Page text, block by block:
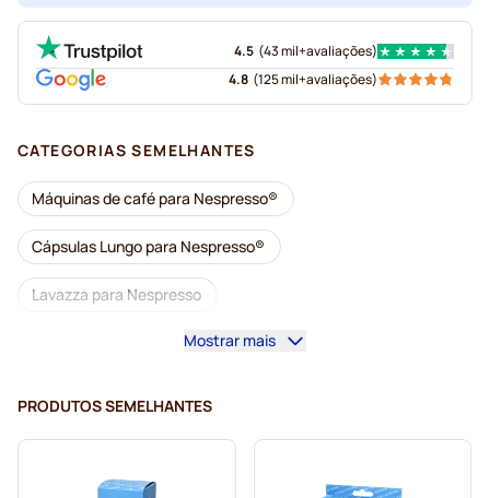
4.5 (43 mil+avaliações)
4.8 (125 mil+avaliações)
CATEGORIAS SEMELHANTES
Máquinas de café para Nespresso®
Cápsulas Lungo para Nespresso®
Lavazza para Nespresso
Cápsulas de café illy para Nespresso®
Acessórios para Nespresso®
Complementos para café para Nespresso®
Mostrar mais
PRODUTOS SEMELHANTES